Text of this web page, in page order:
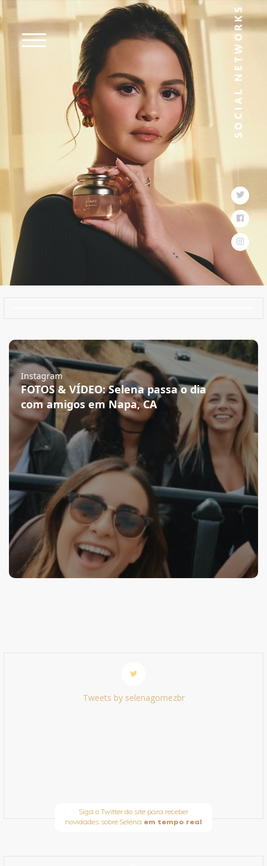
Instagram
FOTOS & VÍDEO: Selena passa o dia
com amigos em Napa, CA
Tweets by selenagomezbr
Siga o Twitter do site para receber
novidades sobre Selena em tempo real